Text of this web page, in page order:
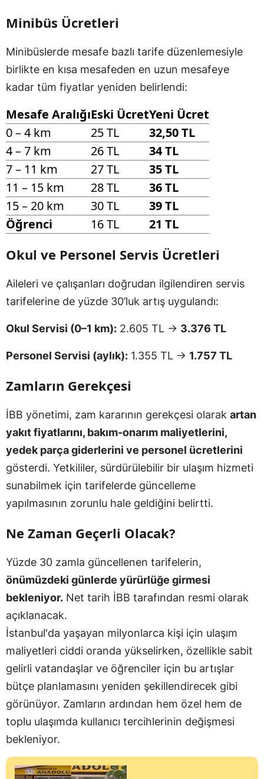
Minibüs Ücretleri
Minibüslerde mesafe bazlı tarife düzenlemesiyle
birlikte en kısa mesafeden en uzun mesafeye
kadar tüm fiyatlar yeniden belirlendi:
Mesafe AralığıEski ÜcretYeni Ücret
0 – 4 km
25 TL
32,50 TL
4 – 7 km
26 TL
34 TL
7 – 11 km
27 TL
35 TL
11 – 15 km
28 TL
36 TL
15 – 20 km
30 TL
39 TL
Öğrenci
16 TL 21 TL
Okul ve Personel Servis Ücretleri
Aileleri ve çalışanları doğrudan ilgilendiren servis
tarifelerine de yüzde 30’luk artış uygulandı:
Okul Servisi (0–1 km): 2.605 TL → 3.376 TL
Personel Servisi (aylık): 1.355 TL → 1.757 TL
Zamların Gerekçesi
İBB yönetimi, zam kararının gerekçesi olarak artan
yakıt fiyatlarını, bakım-onarım maliyetlerini,
yedek parça giderlerini ve personel ücretlerini
gösterdi. Yetkililer, sürdürülebilir bir ulaşım hizmeti
sunabilmek için tarifelerde güncelleme
yapılmasının zorunlu hale geldiğini belirtti.
Ne Zaman Geçerli Olacak?
Yüzde 30 zamla güncellenen tarifelerin,
önümüzdeki günlerde yürürlüğe girmesi
bekleniyor. Net tarih İBB tarafından resmi olarak
açıklanacak.
İstanbul'da yaşayan milyonlarca kişi için ulaşım
maliyetleri ciddi oranda yükselirken, özellikle sabit
gelirli vatandaşlar ve öğrenciler için bu artışlar
bütçe planlamasını yeniden şekillendirecek gibi
görünüyor. Zamların ardından hem özel hem de
toplu ulaşımda kullanıcı tercihlerinin değişmesi
bekleniyor.